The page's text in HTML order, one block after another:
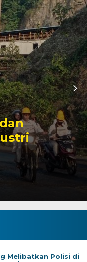
Hafid
Melibatkan Polisi di